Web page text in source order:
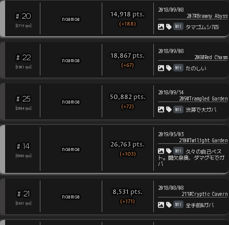
# 20
3719 rps
noamoa 14,918 pts.
(+188)
2018/09/08
207#Brawny Abyss
Wii タマゴムシ7匹
# 22
3561 rps
noamoa 18,867 pts.
(+67)
2018/09/08
208#Red Chasm
Wii たのしい
# 25
2884 rps
noamoa 50,882 pts.
(+72)
2018/09/14
209#Trampled Garden
Wii 渋滞で大ガバ
# 14
5980 rps
noamoa 26,763 pts.
(+103)
2019/05/03
210#Twilight Garden
Wii
久々の自己ベス
ト。間欠泉奥、ダマグモでガ
バ
# 21
3361 rps
noamoa 8,531 pts.
(+171)
2018/08/08
211#Cryptic Cavern
Wii 全手前&ガバ